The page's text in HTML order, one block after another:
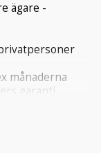
ägare -
månaderna
garanti